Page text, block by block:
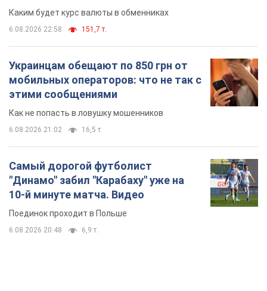
6.08.2026 21:02 16,5 т.
Самый дорогой футболист
"Динамо" забил "Карабаху" уже на
10-й минуте матча. Видео
Поединок проходит в Польше
6.08.2026 20:48 6,9 т.